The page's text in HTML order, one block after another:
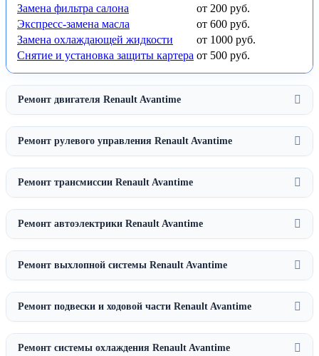
Замена фильтра салона
от 200 руб.
Экспресс-замена масла
от 600 руб.
Замена охлаждающей жидкости
от 1000 руб.
Снятие и установка защиты картера от 500 руб.
Ремонт двигателя Renault Avantime
Ремонт рулевого управления Renault Avantime
Ремонт трансмиссии Renault Avantime
Ремонт автоэлектрики Renault Avantime
Ремонт выхлопной системы Renault Avantime
Ремонт подвески и ходовой части Renault Avantime
Ремонт системы охлаждения Renault Avantime